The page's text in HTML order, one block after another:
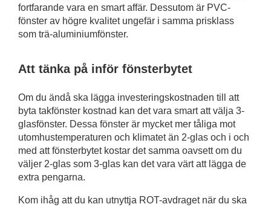
fortfarande vara en smart affär. Dessutom är PVC-
fönster av högre kvalitet ungefär i samma prisklass
som trä-aluminiumfönster.
Att tänka på inför fönsterbytet
Om du ändå ska lägga investeringskostnaden till att
byta takfönster kostnad kan det vara smart att välja 3-
glasfönster. Dessa fönster är mycket mer tåliga mot
utomhustemperaturen och klimatet än 2-glas och i och
med att fönsterbytet kostar det samma oavsett om du
väljer 2-glas som 3-glas kan det vara värt att lägga de
extra pengarna.
Kom ihåg att du kan utnyttja ROT-avdraget när du ska